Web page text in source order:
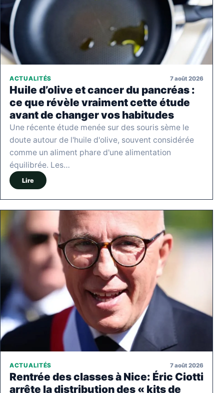
ACTUALITÉS 7 août 2026
Huile d’olive et cancer du pancréas :
ce que révèle vraiment cette étude
avant de changer vos habitudes
Une récente étude menée sur des souris sème le
doute autour de l'huile d'olive, souvent considérée
comme un aliment phare d'une alimentation
équilibrée. Les…
Lire
ACTUALITÉS 7 août 2026
Rentrée des classes à Nice: Éric Ciotti
arrête la distribution des « kits de